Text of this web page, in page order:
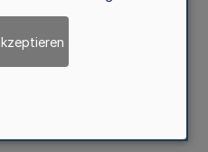
im Zeitraum